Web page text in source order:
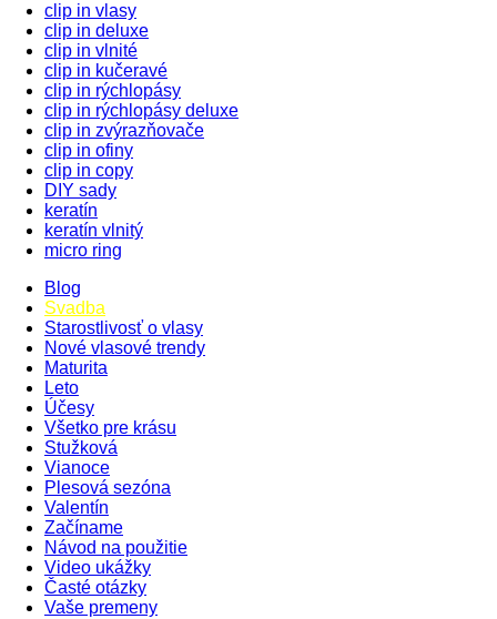
clip in vlasy
clip in deluxe
clip in vlnité
clip in kučeravé
clip in rýchlopásy
clip in rýchlopásy deluxe
clip in zvýrazňovače
clip in ofiny
clip in copy
DIY sady
keratín
keratín vlnitý
micro ring
Blog
Svadba
Starostlivosť o vlasy
Nové vlasové trendy
Maturita
Leto
Účesy
Všetko pre krásu
Stužková
Vianoce
Plesová sezóna
Valentín
Začíname
Návod na použitie
Video ukážky
Časté otázky
Vaše premeny